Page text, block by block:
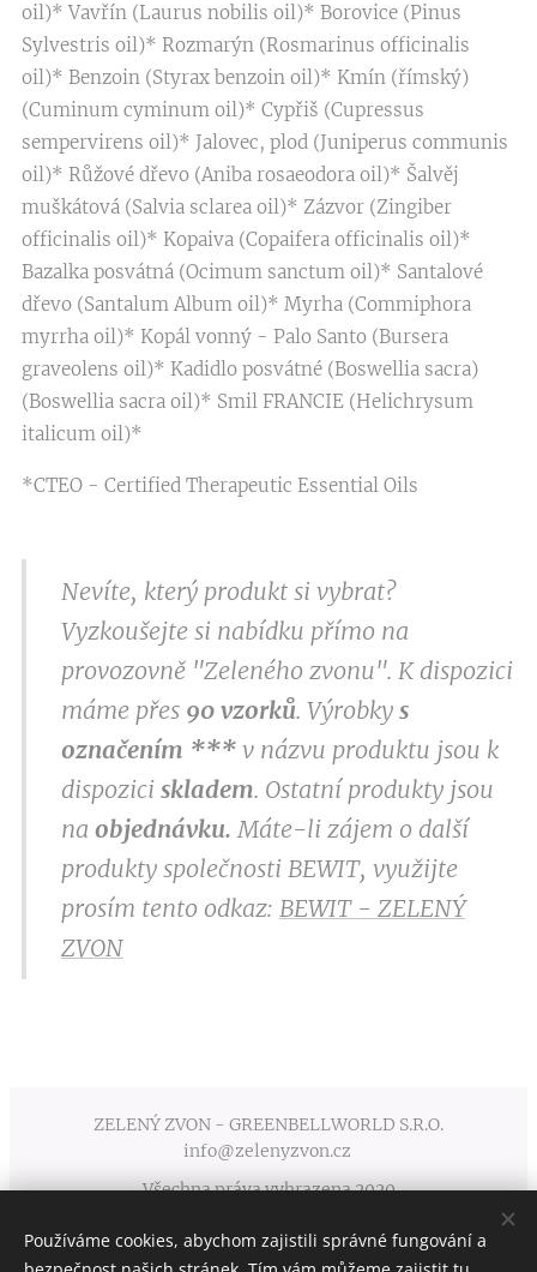
oil)* Vavřín (Laurus nobilis oil)* Borovice (Pinus
Sylvestris oil)* Rozmarýn (Rosmarinus officinalis
oil)* Benzoin (Styrax benzoin oil)* Kmín (římský)
(Cuminum cyminum oil)* Cypřiš (Cupressus
sempervirens oil)* Jalovec, plod (Juniperus communis
oil)* Růžové dřevo (Aniba rosaeodora oil)* Šalvěj
muškátová (Salvia sclarea oil)* Zázvor (Zingiber
officinalis oil)* Kopaiva (Copaifera officinalis oil)*
Bazalka posvátná (Ocimum sanctum oil)* Santalové
dřevo (Santalum Album oil)* Myrha (Commiphora
myrrha oil)* Kopál vonný - Palo Santo (Bursera
graveolens oil)* Kadidlo posvátné (Boswellia sacra)
(Boswellia sacra oil)* Smil FRANCIE (Helichrysum
italicum oil)*
*CTEO - Certified Therapeutic Essential Oils
Nevíte, který produkt si vybrat?
Vyzkoušejte si nabídku přímo na
provozovně "Zeleného zvonu". K dispozici
máme přes 90 vzorků. Výrobky s
označením *** v názvu produktu jsou k
dispozici skladem. Ostatní produkty jsou
na objednávku. Máte-li zájem o další
produkty společnosti BEWIT, využijte
prosím tento odkaz: BEWIT - ZELENÝ
ZVON
ZELENÝ ZVON - GREENBELLWORLD S.R.O.
info@zelenyzvon.cz
Všechna práva vyhrazena 2020
Obchodní podmínky Cookies
Používáme cookies, abychom zajistili správné fungování a